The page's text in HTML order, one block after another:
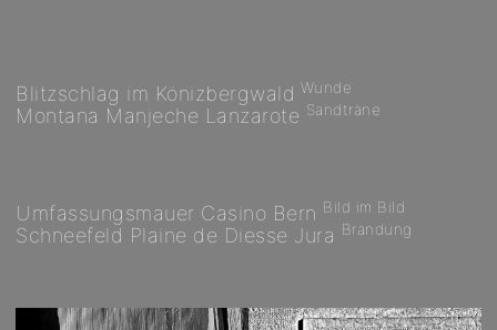
Blitzschlag im Könizbergwald Wunde
Montana Manjeche Lanzarote Sandträne
Umfassungsmauer Casino Bern Bild im Bild
Schneefeld Plaine de Diesse Jura Brandung